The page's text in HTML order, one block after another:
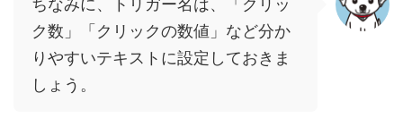
ちなみに、トリガー名は、「クリッ
ク数」「クリックの数値」など分か
りやすいテキストに設定しておきま
しょう。